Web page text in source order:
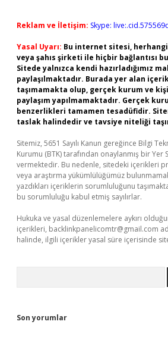
Reklam ve İletişim: Skype:
Yasal Uyarı: Bu internet sitesi,
veya şahıs şirketi ile hiçbir bağlantısı
Sitede yalnızca kendi hazırladığımız
paylaşılmaktadır. Burada yer alan
taşımamakta olup, gerçek kurum ve
paylaşım yapılmamaktadır. Gerçek
benzerlikleri tamamen tesadüfidir.
taslak halindedir ve tavsiye niteliği
Sitemiz, 5651 Sayılı Kanun gereğince Bilgi
Kurumu (BTK) tarafından onaylanmış bir Yer
vermektedir. Bu nedenle, sitedeki içerikleri
veya araştırma yükümlülüğümüz
yazdıkları içeriklerin sorumluluğunu
bu sorumluluğu kabul etmiş sayılırlar.
Hukuka ve yasal düzenlemelere aykırı
içerikleri, backlinkpanelicomtr@gmail.com
halinde, ilgili içerikler yasal süre içerisinde
Son yorumlar